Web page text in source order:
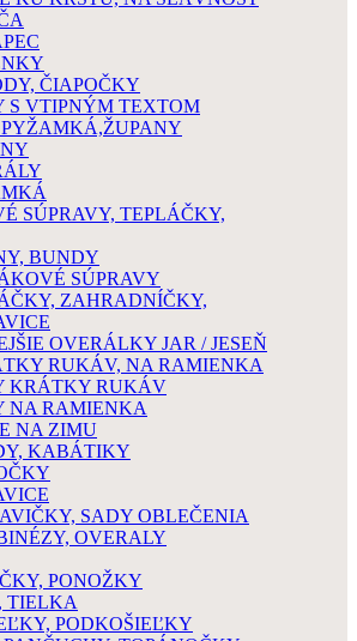
ČIAPOČKY
S VTIPNÝM TEXTOM
SÚPRAVY, TEPLÁČKY,
BUNDY
SÚPRAVY
ZAHRADNÍČKY,
OVERÁLKY JAR / JESEŇ
RUKÁV, NA RAMIENKA
KRÁTKY RUKÁV
NA RAMIENKA
NA ZIMU
KABÁTIKY
SADY OBLEČENIA
OVERALY
PONOŽKY
TIELKA
PODKOŠIEĽKY